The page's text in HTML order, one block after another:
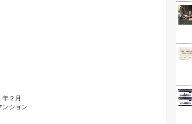
年２月
ンション